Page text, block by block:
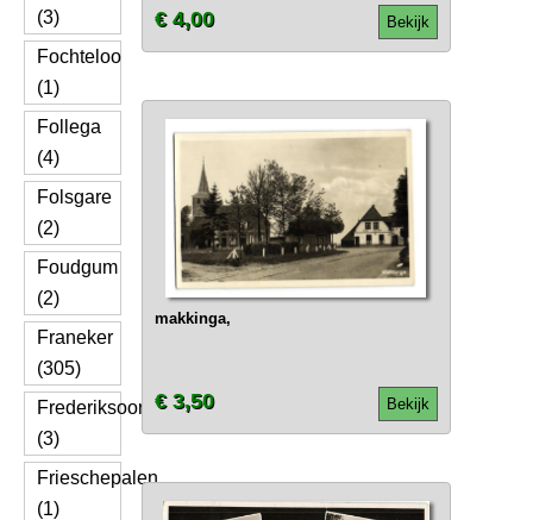
(3)
Fochteloo
(1)
Follega
(4)
Folsgare
(2)
Foudgum
(2)
Franeker
(305)
Frederiksoord
(3)
Frieschepalen
(1)
Bekijk
€ 4,00
makkinga,
Bekijk
€ 3,50